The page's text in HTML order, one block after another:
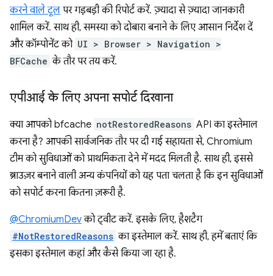
करने वाले टूल पर गड़बड़ी की रिपोर्ट करें. ज़्यादा से ज़्यादा जानकारी
शामिल करें. साथ ही, समस्या को दोबारा बनाने के लिए आसान निर्देश दें
और कॉम्पोनेंट को UI > Browser > Navigation >
BFCache के तौर पर तय करें.
एपीआई के लिए अपना सपोर्ट दिखाना
क्या आपको bfcache notRestoredReasons API का इस्तेमाल
करना है? आपकी सार्वजनिक तौर पर दी गई सहायता से, Chromium
टीम को सुविधाओं को प्राथमिकता देने में मदद मिलती है. साथ ही, इससे
ब्राउज़र बनाने वाली अन्य कंपनियों को यह पता चलता है कि इन सुविधाओं
को सपोर्ट करना कितना ज़रूरी है.
@ChromiumDevको ट्वीट करें. इसके लिए, हैशटैग
#NotRestoredReasons का इस्तेमाल करें. साथ ही, हमें बताएं कि
इसका इस्तेमाल कहां और कैसे किया जा रहा है.